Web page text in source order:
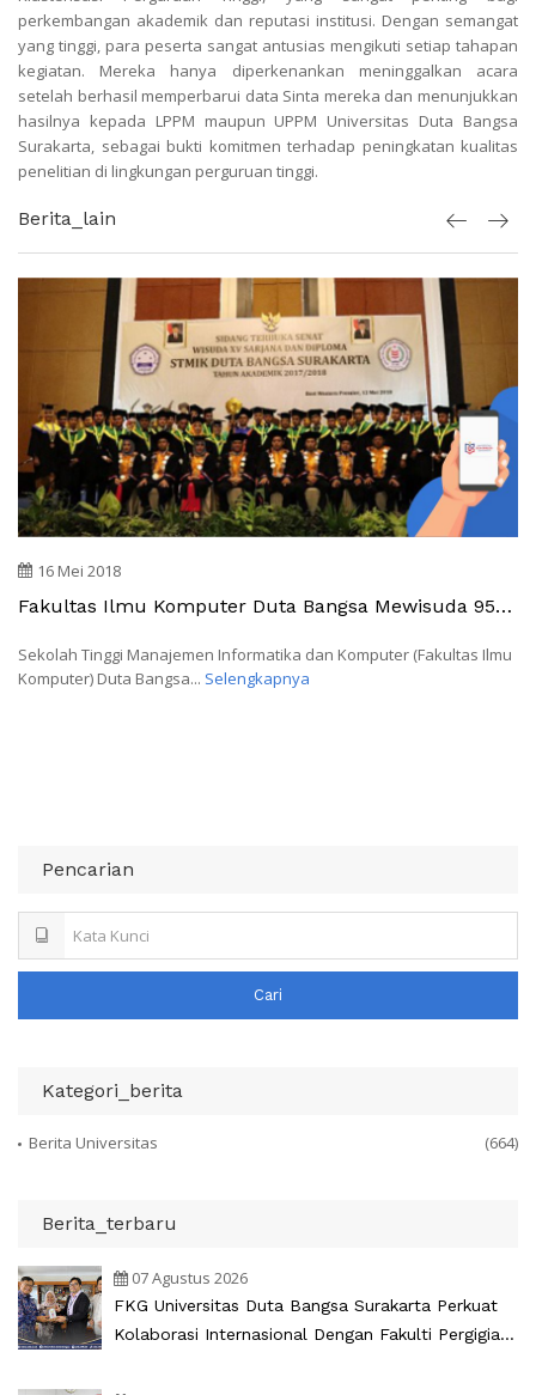
perkembangan akademik dan reputasi institusi. Dengan semangat
yang tinggi, para peserta sangat antusias mengikuti setiap tahapan
kegiatan. Mereka hanya diperkenankan meninggalkan acara
setelah berhasil memperbarui data Sinta mereka dan menunjukkan
hasilnya kepada LPPM maupun UPPM Universitas Duta Bangsa
Surakarta, sebagai bukti komitmen terhadap peningkatan kualitas
penelitian di lingkungan perguruan tinggi.
Berita_lain
16 Mei 2018
Fakultas Ilmu Komputer Duta Bangsa Mewisuda 95
Sekolah Tinggi Manajemen Informatika dan Komputer (Fakultas Ilmu
Komputer) Duta Bangsa... Selengkapnya
Pencarian
Cari
Kategori_berita
Berita Universitas (664)
Berita_terbaru
07 Agustus 2026
FKG Universitas Duta Bangsa Surakarta Perkuat
Kolaborasi Internasional Dengan Fakulti Pergigian